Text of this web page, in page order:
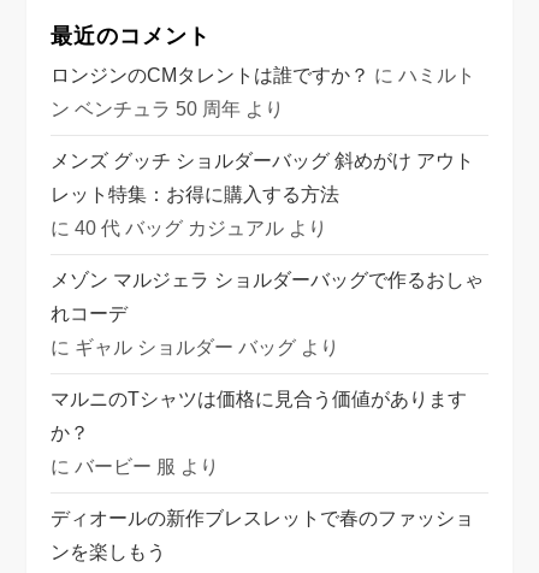
最近のコメント
ロンジンのCMタレントは誰ですか？ にハミルト
ン ベンチュラ 50 周年 より
メンズ グッチ ショルダーバッグ 斜めがけ アウト
レット特集：お得に購入する方法
に40 代 バッグ カジュアル より
メゾン マルジェラ ショルダーバッグで作るおしゃ
れコーデ
に ギャル ショルダー バッグ より
マルニのTシャツは価格に見合う価値があります
か？
にバービー 服 より
ディオールの新作ブレスレットで春のファッショ
ンを楽しもう